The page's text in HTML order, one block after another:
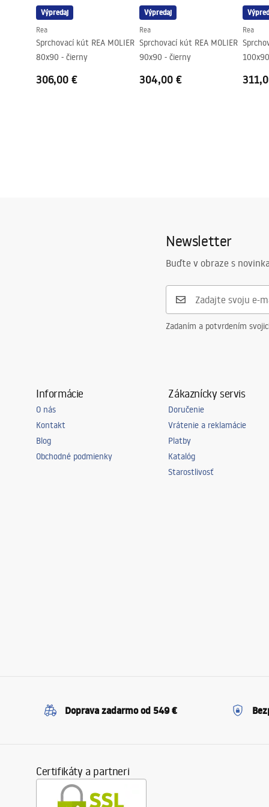
Výpredaj
Rea
Sprchovací kút REA MOLIER
80x90 - čierny
306,00 €
Výpredaj
Rea
Sprchovací kút REA MOLIER
90x90 - čierny
304,00 €
Rea
Newsletter
Buďte v obraze s
Zadaním a potvrdením
Informácie
O nás
Kontakt
Blog
Obchodné podmienky
Zákaznícky servis
Doručenie
Vrátenie a reklamácie
Platby
Katalóg
Starostlivosť
Doprava zadarmo od 549 €
Certifikáty a partneri